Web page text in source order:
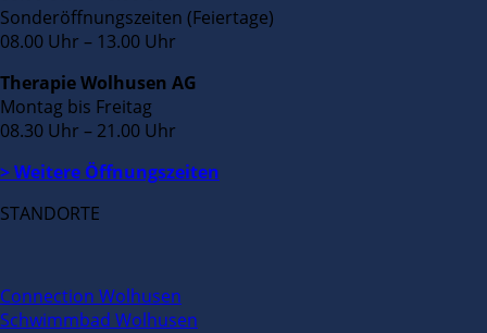
Sonderöffnungszeiten (Feiertage)
08.00 Uhr – 13.00 Uhr
Therapie Wolhusen AG
Montag bis Freitag
08.30 Uhr – 21.00 Uhr
> Weitere Öffnungszeiten
STANDORTE
Connection Wolhusen
Schwimmbad Wolhusen